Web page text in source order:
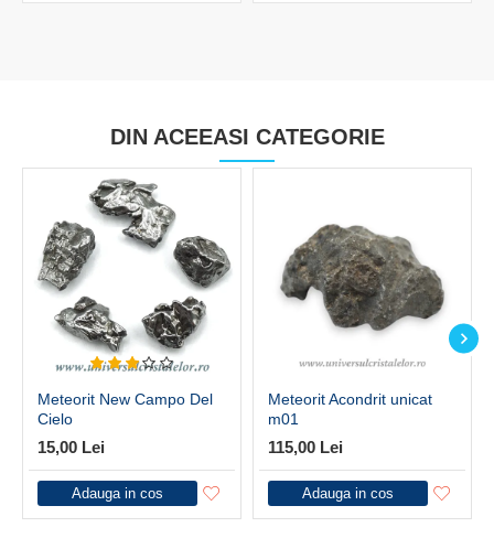
DIN ACEEASI CATEGORIE
Meteorit New Campo Del
Cielo
15,00 Lei
Adauga in cos
Meteorit Acondrit unicat
m01
115,00 Lei
Adauga in cos